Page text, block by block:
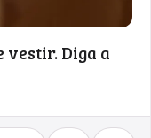
vestir. Diga a